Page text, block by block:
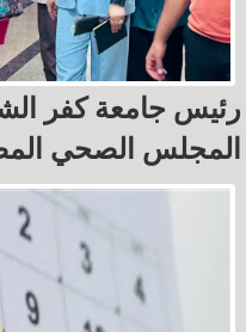
رئيس جامعة كفر
المجلس الصحي